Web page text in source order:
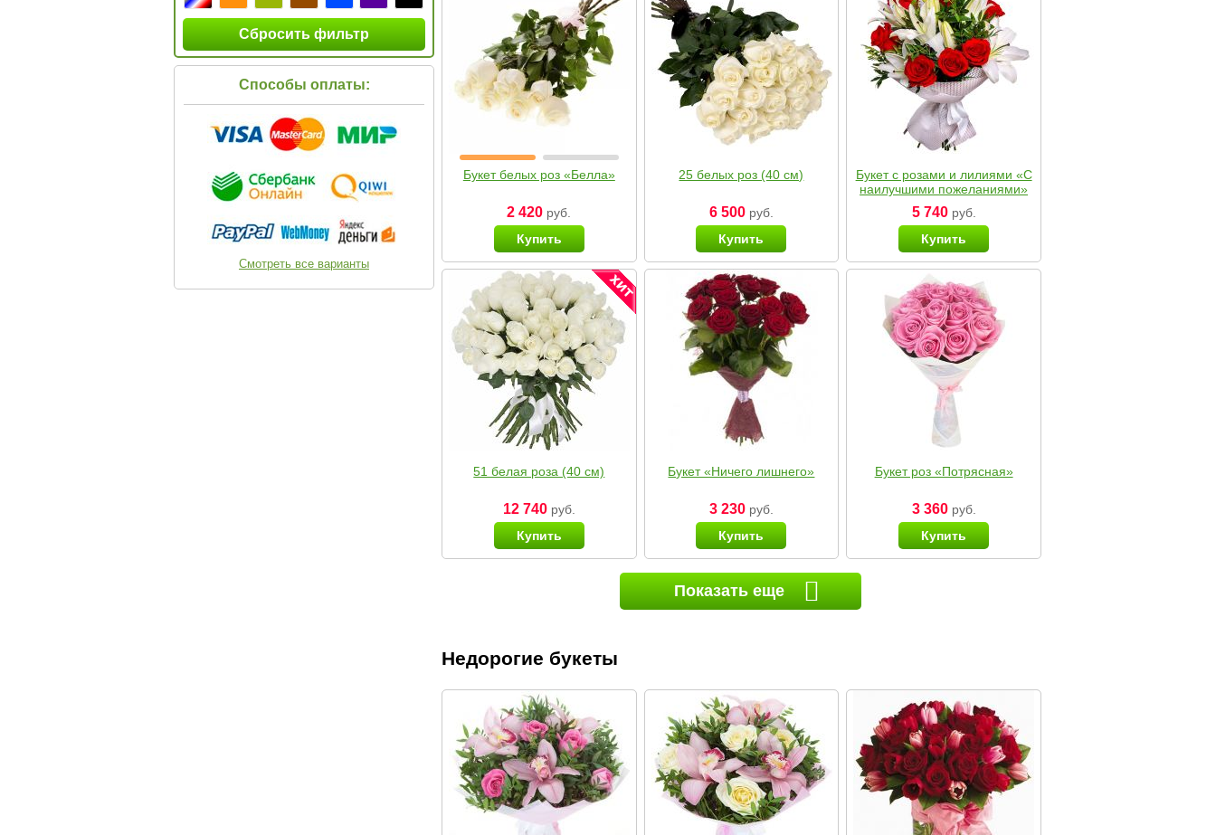
Сбросить фильтр
Способы оплаты:
Смотреть все варианты
Букет белых роз «Белла»
2 420 руб.
Купить
25 белых роз (40 см)
6 500руб.
Купить
Букет с розами и лилиями «С
наилучшими пожеланиями»
5 740руб.
Купить
51 белая роза (40 см)
12 740руб.
Купить
Букет «Ничего лишнего»
3 230руб.
Купить
Букет роз «Потрясная»
3 360руб.
Купить
Показать еще
Недорогие букеты